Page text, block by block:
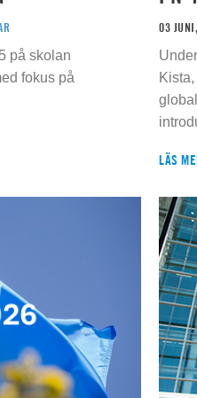
på skolan
fokus på
03
LÄS